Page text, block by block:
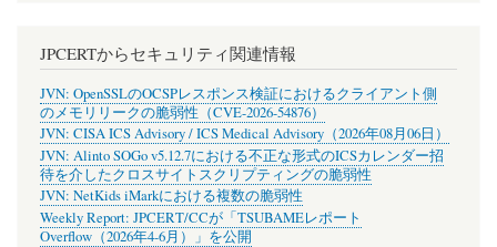
JPCERTからセキュリティ関連情報
JVN: OpenSSLのOCSPレスポンス検証におけるクライアント側
のメモリリークの脆弱性（CVE-2026-54876）
JVN: CISA ICS Advisory / ICS Medical Advisory（2026年08月06日）
JVN: Alinto SOGo v5.12.7における不正な形式のICSカレンダー招
待を介したクロスサイトスクリプティングの脆弱性
JVN: NetKids iMarkにおける複数の脆弱性
Weekly Report: JPCERT/CCが「TSUBAMEレポート
Overflow（2026年4-6月）」を公開